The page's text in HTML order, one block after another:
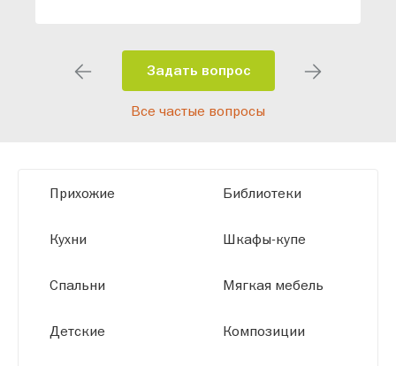
помещения и личные пожелания.
Благодаря современному
высокотехнологичному оборудованию
размерам.
Задать вопрос
Все частые вопросы
Прихожие
Кухни
Спальни
Детские
Библиотеки
Шкафы-купе
Мягкая мебель
Композиции